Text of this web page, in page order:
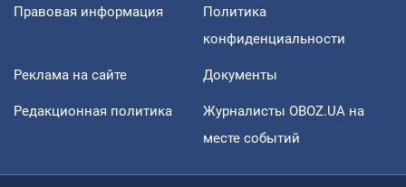
Правовая информация
Политика
конфиденциальности
Реклама на сайте Документы
Редакционная политика
Журналисты OBOZ.UA на
месте событий